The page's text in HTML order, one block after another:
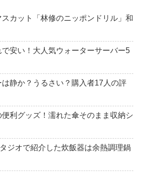
カット「林修のニッポンドリル」和
安い！大人気ウォーターサーバー5
静か？うるさい？購入者17人の評
利グッズ！濡れた傘そのまま収納シ
ジオで紹介した炊飯器は余熱調理鍋